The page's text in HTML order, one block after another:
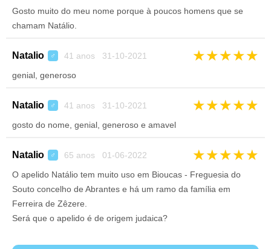
Gosto muito do meu nome porque à poucos homens que se
chamam Natálio.
Natalio ♂ 41 anos 31-10-2021 ★★★★★
genial, generoso
Natalio ♂ 41 anos 31-10-2021 ★★★★★
gosto do nome, genial, generoso e amavel
Natalio ♂ 65 anos 01-06-2022 ★★★★★
O apelido Natálio tem muito uso em Bioucas - Freguesia do
Souto concelho de Abrantes e há um ramo da família em
Ferreira de Zêzere.
Será que o apelido é de origem judaica?